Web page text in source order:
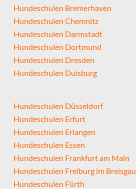
Hundeschulen Bremerhaven
Hundeschulen Chemnitz
Hundeschulen Darmstadt
Hundeschulen Dortmund
Hundeschulen Dresden
Hundeschulen Duisburg
Hundeschulen Düsseldorf
Hundeschulen Erfurt
Hundeschulen Erlangen
Hundeschulen Essen
Hundeschulen Frankfurt am Main
Hundeschulen Freiburg im Breisgau
Hundeschulen Fürth